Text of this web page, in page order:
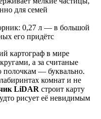
для семей
0,27 л — в большой
его придётс
картограф в мире
а за считаные
полочкам — буквально.
комнат и не
LiDAR строит карту
рисует её невидимым